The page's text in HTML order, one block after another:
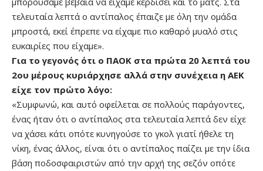
τελευταία λεπτά ο αντίπαλος έπαιζε με όλη την ομάδα
μπροστά, εκεί έπρεπε να είχαμε πιο καθαρό μυαλό στις
ευκαιρίες που είχαμε».
Για το γεγονός ότι ο ΠΑΟΚ στα πρώτα 20 λεπτά του
2ου μέρους κυριάρχησε αλλά στην συνέχεια η ΑΕΚ
είχε τον πρώτο λόγο:
«Συμφωνώ, και αυτό οφείλεται σε πολλούς παράγοντες,
ένας ήταν ότι ο αντίπαλος στα τελευταία λεπτά δεν είχε
να χάσει κάτι οπότε κυνηγούσε το γκολ γιατί ήθελε τη
νίκη, ένας άλλος, είναι ότι ο αντίπαλος παίζει με την ίδια
βάση ποδοσφαιριστών από την αρχή της σεζόν οπότε